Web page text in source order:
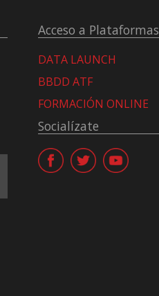
Acceso a Plataformas
DATA LAUNCH
BBDD ATF
FORMACIÓN ONLINE
Socialízate